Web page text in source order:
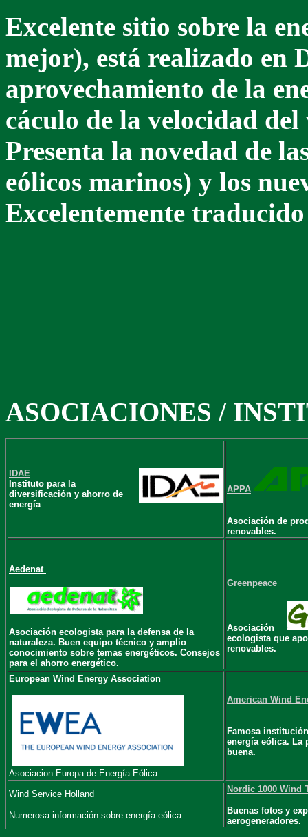
Excelente sitio sobre la
mejor), está realizado en
aprovechamiento de la
cáculo de la velocidad
Presenta la novedad de
eólicos marinos) y los
Excelentemente
ASOCIACIONES /
IDAE
Instituto para la
diversificación y ahorro de
energía
APPA
Asociación de
renovables.
Aedenat
Asociación ecologista para la defensa de la
naturaleza. Buen equipo técnico y amplio
conocimiento sobre temas energéticos. Consejos
para el ahorro energético.
Greenpeace
Asociación
ecologista que
renovables.
European Wind Energy Association
Asociacion Europa de Energía Eólica.
American Wind
Famosa
energía eólica. La
buena.
Wind Service Holland
Numerosa información sobre energía eólica.
Nordic 1000 Wind
Buenas fotos y
aerogeneradores.